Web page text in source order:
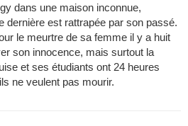
dans une maison inconnue,
dernière est rattrapée par son passé.
le meurtre de sa femme il y a huit
son innocence, mais surtout la
et ses étudiants ont 24 heures
ne veulent pas mourir.